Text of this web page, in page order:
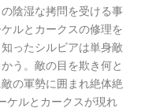
陰湿な拷問を受ける事
ルとカークスの修理を
ったシルビアは単身敵
う。敵の目を欺き何と
の軍勢に囲まれ絶体絶
ケルとカークスが現れ